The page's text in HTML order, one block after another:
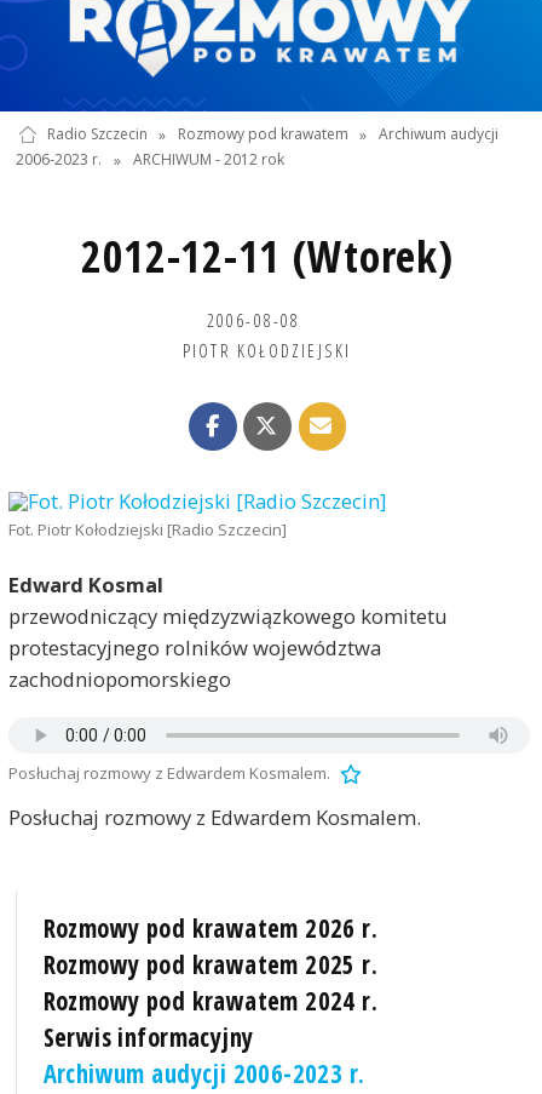
Radio Szczecin » Rozmowy pod krawatem » Archiwum audycji
2006-2023 r.
» ARCHIWUM - 2012 rok
2012-12-11 (Wtorek)
2006-08-08
PIOTR KOŁODZIEJSKI
Fot. Piotr Kołodziejski [Radio Szczecin]
Edward Kosmal
przewodniczący międzyzwiązkowego komitetu
protestacyjnego rolników województwa
zachodniopomorskiego
Posłuchaj rozmowy z Edwardem Kosmalem.
Posłuchaj rozmowy z Edwardem Kosmalem.
Rozmowy pod krawatem 2026 r.
Rozmowy pod krawatem 2025 r.
Rozmowy pod krawatem 2024 r.
Serwis informacyjny
Archiwum audycji 2006-2023 r.